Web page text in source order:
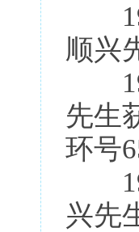
顺兴
先生
环号
兴先